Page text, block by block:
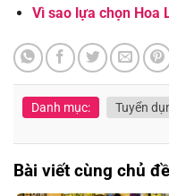
Vì sao lựa chọn Hoa
Danh mục: Tuyển
Bài viết cùng chủ